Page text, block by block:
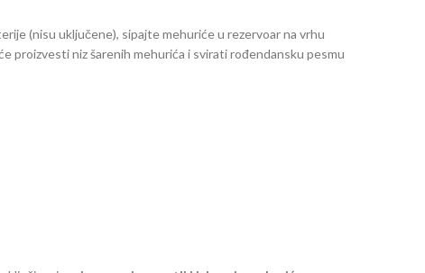
(nisu uključene), sipajte mehuriće u rezervoar na vrhu
proizvesti niz šarenih mehurića i svirati rođendansku pesmu